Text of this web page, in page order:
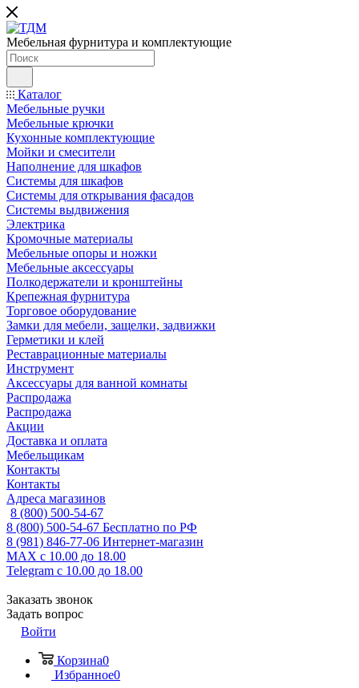
Мебельная фурнитура и комплектующие
Каталог
Мебельные ручки
Мебельные крючки
Кухонные комплектующие
Мойки и смесители
Наполнение для шкафов
Cистемы для шкафов
Системы для открывания фасадов
Системы выдвижения
Электрика
Кромочные материалы
Мебельные опоры и ножки
Мебельные аксессуары
Полкодержатели и кронштейны
Крепежная фурнитура
Торговое оборудование
Замки для мебели, защелки, задвижки
Герметики и клей
Реставрационные материалы
Инструмент
Аксессуары для ванной комнаты
Распродажа
Распродажа
Акции
Доставка и оплата
Мебельщикам
Контакты
Контакты
Адреса магазинов
8 (800) 500-54-67
8 (800) 500-54-67 Бесплатно по РФ
8 (981) 846-77-06 Интернет-магазин
MAX с 10.00 до 18.00
Telegram с 10.00 до 18.00
Заказать звонок
Задать вопрос
Войти
Корзина0
Избранное0